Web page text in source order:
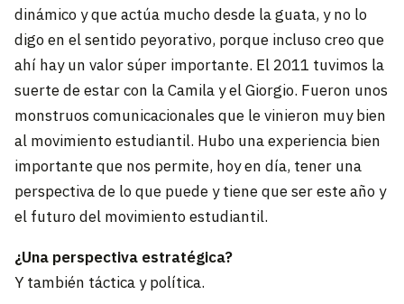
dinámico y que actúa mucho desde la guata, y no lo
digo en el sentido peyorativo, porque incluso creo que
ahí hay un valor súper importante. El 2011 tuvimos la
suerte de estar con la Camila y el Giorgio. Fueron unos
monstruos comunicacionales que le vinieron muy bien
al movimiento estudiantil. Hubo una experiencia bien
importante que nos permite, hoy en día, tener una
perspectiva de lo que puede y tiene que ser este año y
el futuro del movimiento estudiantil.
¿Una perspectiva estratégica?
Y también táctica y política.